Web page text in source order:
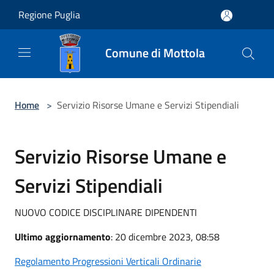
Regione Puglia
Comune di Mottola
Home > Servizio Risorse Umane e Servizi Stipendiali
Servizio Risorse Umane e
Servizi Stipendiali
NUOVO CODICE DISCIPLINARE DIPENDENTI
Ultimo aggiornamento: 20 dicembre 2023, 08:58
Regolamento Progressioni Verticali Ordinarie